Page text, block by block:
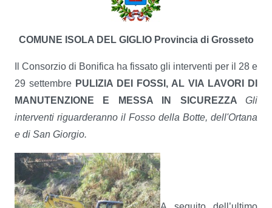
COMUNE ISOLA DEL GIGLIO Provincia di Grosseto
Il Consorzio di Bonifica ha fissato gli interventi per il 28 e
29 settembre PULIZIA DEI FOSSI, AL VIA LAVORI DI
MANUTENZIONE E MESSA IN SICUREZZA Gli
interventi riguarderanno il Fosso della Botte, dell'Ortana
e di San Giorgio.